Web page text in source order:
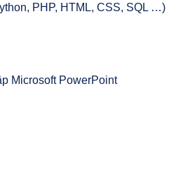
PHP, HTML, CSS, SQL …)
Microsoft PowerPoint